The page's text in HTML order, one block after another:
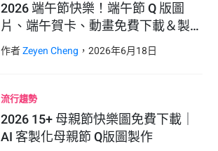
2026 端午節快樂！端午節 Q 版圖
片、端午賀卡、動畫免費下載＆製…
作者Zeyen Cheng ，2026年6月 18 日
流行趨勢
2026 15+ 母親節快樂圖免費下載｜
AI 客製化母親節 Q版圖製作